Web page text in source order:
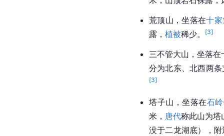
荒顶山，坐落在十
露， 植被稀少。 [3]
三不管大山，坐落在
分为北东、北西两
[3]
塔子山，坐落在石
米， 唐代称此山为
没于二龙湖底），